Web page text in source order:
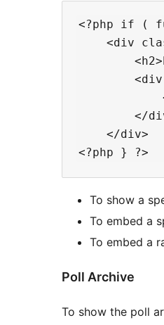
<?php if (
<div
</
    </div>
To show a
To embed a
To embed a
Poll Archive
To show the poll